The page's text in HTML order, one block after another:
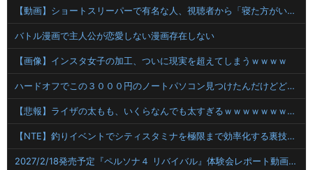
【動画】ショートスリーパーで有名な人、視聴者から「寝た方がいい」と言われブチギレ
バトル漫画で主人公が恋愛しない漫画存在しない
【画像】インスタ女子の加工、ついに現実を超えてしまうｗｗｗｗ
ハードオフでこの３０００円のノートパソコン見つけたんだけどどうですか？
【悲報】ライザの太もも、いくらなんでも太すぎるｗｗｗｗｗｗｗｗｗｗｗｗｗｗｗｗ
【NTE】釣りイベントでシティスタミナを極限まで効率化する裏技に海外プレイヤー大歓喜！
2027/2/18発売予定『ペルソナ４ リバイバル』体験会レポート動画公開＆「天城雪子」キャラクター紹介映像も